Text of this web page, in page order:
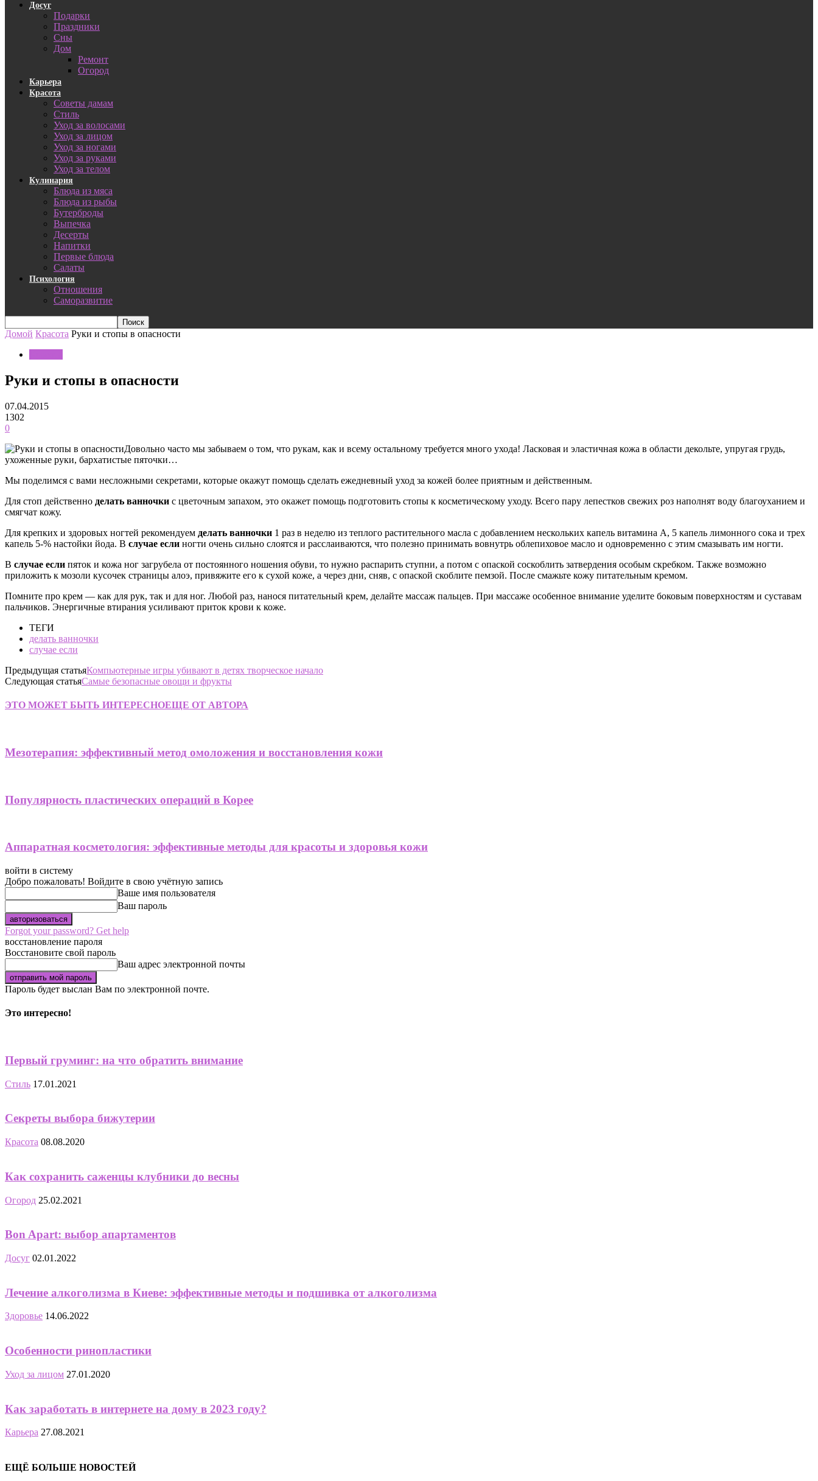
Досуг
Подарки
Праздники
Сны
Дом
Ремонт
Огород
Карьера
Красота
Советы дамам
Стиль
Уход за волосами
Уход за лицом
Уход за ногами
Уход за руками
Уход за телом
Кулинария
Блюда из мяса
Блюда из рыбы
Бутерброды
Выпечка
Десерты
Напитки
Первые блюда
Салаты
Психология
Отношения
Саморазвитие
Домой Красота Руки и стопы в опасности
Руки и стопы в опасности
07.04.2015
1302
0
Довольно часто мы забываем о том, что рукам, как и всему остальному требуется много ухода! Ласковая и эластичная кожа в области декольте, упругая грудь,
ухоженные руки, бархатистые пяточки…
Мы поделимся с вами несложными секретами, которые окажут помощь сделать ежедневный уход за кожей более приятным и действенным.
Для стоп действенно делать ванночки с цветочным запахом, это окажет помощь подготовить стопы к косметическому уходу. Всего пару лепестков свежих роз наполнят воду благоуханием и
смягчат кожу.
Для крепких и здоровых ногтей рекомендуем делать ванночки 1 раз в неделю из теплого растительного масла с добавлением нескольких капель витамина А, 5 капель лимонного сока и трех
капель 5-% настойки йода. В случае если ногти очень сильно слоятся и расслаиваются, что полезно принимать вовнутрь облепиховое масло и одновременно с этим смазывать им ногти.
В случае если пяток и кожа ног загрубела от постоянного ношения обуви, то нужно распарить ступни, а потом с опаской соскоблить затвердения особым скребком. Также возможно
приложить к мозоли кусочек страницы алоэ, привяжите его к сухой коже, а через дни, сняв, с опаской скоблите пемзой. После смажьте кожу питательным кремом.
Помните про крем — как для рук, так и для ног. Любой раз, нанося питательный крем, делайте массаж пальцев. При массаже особенное внимание уделите боковым поверхностям и суставам
пальчиков. Энергичные втирания усиливают приток крови к коже.
ТЕГИ
делать ванночки
случае если
Предыдущая статьяКомпьютерные игры убивают в детях творческое начало
Следующая статьяСамые безопасные овощи и фрукты
ЭТО МОЖЕТ БЫТЬ ИНТЕРЕСНОЕЩЕ ОТ АВТОРА
Мезотерапия: эффективный метод омоложения и восстановления кожи
Популярность пластических операций в Корее
Аппаратная косметология: эффективные методы для красоты и здоровья кожи
войти в систему
Добро пожаловать! Войдите в свою учётную запись
Ваше имя пользователя
Ваш пароль
Forgot your password? Get help
восстановление пароля
Восстановите свой пароль
Ваш адрес электронной почты
Пароль будет выслан Вам по электронной почте.
Это интересно!
Первый груминг: на что обратить внимание
Стиль 17.01.2021
Секреты выбора бижутерии
Красота 08.08.2020
Как сохранить саженцы клубники до весны
Огород 25.02.2021
Bon Apart: выбор апартаментов
Досуг 02.01.2022
Лечение алкоголизма в Киеве: эффективные методы и подшивка от алкоголизма
Здоровье 14.06.2022
Особенности ринопластики
Уход за лицом 27.01.2020
Как заработать в интернете на дому в 2023 году?
Карьера 27.08.2021
ЕЩЁ БОЛЬШЕ НОВОСТЕЙ